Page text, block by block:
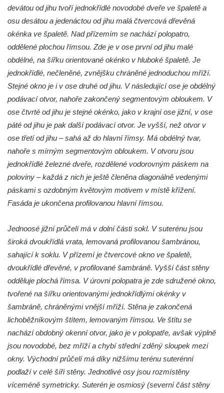
devátou od jihu tvoří jednokřídlé novodobé dveře ve špaletě a
osu desátou a jedenáctou od jihu malá čtvercová dřevěná
okénka ve špaletě. Nad přízemím se nachází polopatro,
oddělené plochou římsou. Zde je v ose první od jihu malé
obdélné, na šířku orientované okénko v hluboké špaletě. Je
jednokřídlé, nečleněné, zvnějšku chráněné jednoduchou mříží.
Stejné okno je i v ose druhé od jihu. V následující ose je obdélný
podávací otvor, nahoře zakončený segmentovým obloukem. V
ose čtvrté od jihu je stejné okénko, jako v krajní ose jižní, v ose
páté od jihu je pak další podávací otvor. Je vyšší, než otvor v
ose třetí od jihu – sahá až do hlavní římsy. Má obdélný tvar,
nahoře s mírným segmentovým obloukem. V otvoru jsou
jednokřídlé železné dveře, rozdělené vodorovným páskem na
poloviny – každá z nich je ještě členěna diagonálně vedenými
páskami s ozdobným květovým motivem v místě křížení.
Fasáda je ukončena profilovanou hlavní římsou.
Jednoosé jižní průčelí má v dolní části sokl. V suterénu jsou
široká dvoukřídlá vrata, lemovaná profilovanou šambránou,
sahající k soklu. V přízemí je čtvercové okno ve špaletě,
dvoukřídlé dřevěné, v profilované šambráně. Vyšší část stěny
odděluje plochá římsa. V úrovni polopatra je zde sdružené okno,
tvořené na šířku orientovanými jednokřídlými okénky v
šambráně, chráněnými vnější mříží. Stěna je zakončená
lichoběžníkovým štítem, lemovaným římsou. Ve štítu se
nachází obdobný okenní otvor, jako je v polopatře, avšak výplně
jsou novodobé, bez mříží a chybí střední zděný sloupek mezi
okny. Východní průčelí má díky nižšímu terénu suterénní
podlaží v celé šíři stěny. Jednotlivé osy jsou rozmístěny
víceméně symetricky. Suterén je osmiosý (severní část stěny